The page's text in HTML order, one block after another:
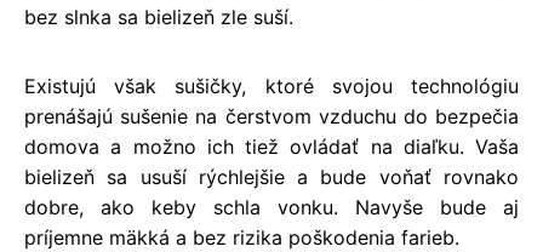
bez slnka sa bielizeň zle suší.
Existujú však sušičky, ktoré svojou technológiu
prenášajú sušenie na čerstvom vzduchu do bezpečia
domova a možno ich tiež ovládať na diaľku. Vaša
bielizeň sa usuší rýchlejšie a bude voňať rovnako
dobre, ako keby schla vonku. Navyše bude aj
príjemne mäkká a bez rizika poškodenia farieb.